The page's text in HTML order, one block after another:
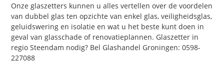
Onze glaszetters kunnen u alles vertellen over de voordelen
van dubbel glas ten opzichte van enkel glas, veiligheidsglas,
geluidswering en isolatie en wat u het beste kunt doen in
geval van glasschade of renovatieplannen. Glaszetter in
regio Steendam nodig? Bel Glashandel Groningen: 0598-
227088